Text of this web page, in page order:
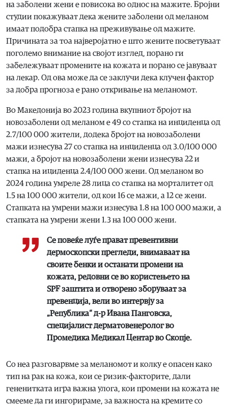
на заболени жени е повисока во однос на мажите. Бројни
студии покажуваат дека жените заболени од меланом
имаат подобра стапка на преживување од мажите.
Причината за тоа најверојатно е што жените посветуваат
поголемо внимание на својот изглед, порано ги
забележуваат промените на кожата и порано се јавуваат
на лекар. Од ова може да се заклучи дека клучен фактор
за добра прогноза е рано откривање на меланомот.
Во Македонија во 2023 година вкупниот бројот на
новозаболени од меланом е 49 со стапка на инциденца од
2.7/100 000 жители, додека бројот на новозаболени
мажи изнесува 27 со стапка на инциденца од 3.0/100 000
мажи, а бројот на новозаболени жени изнесува 22 и
стапка на ициденца 2.4/100 000 жени. Од меланом во
2024 година умреле 28 лица со стапка на морталитет од
1.5 на 100 000 жители, од кои 16 се мажи, а 12 се жени.
Стапката на умрени мажи изнесува 1.8 на 100 000 мажи, а
стапката на умрени жени 1.3 на 100 000 жени.
Се повеќе луѓе прават превентивни
дермоскопски прегледи, внимаваат на
своите бенки и останати промени на
кожата, редовни се во користењето на
SPF заштита и отворено зборуваат за
превенција, вели во интервју за
„Република“ д-р Ивана Панговска,
специјалист дерматовенеролог во
Промедика Медикал Центар во Скопје.
Со неа разговарвме за меланомот и колку е опасен како
тип на рак на кожа, кои се ризик-факторите, дали
гененитката игра важна улога, кои промени на кожата не
смееме да ги ингорираме, за важноста на кремите со